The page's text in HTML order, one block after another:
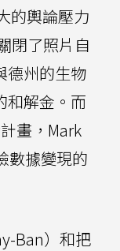
的輿論壓力
閉了照片自
德州的生物
和解金。而
畫，Mark
數據變現的
Ban）和把